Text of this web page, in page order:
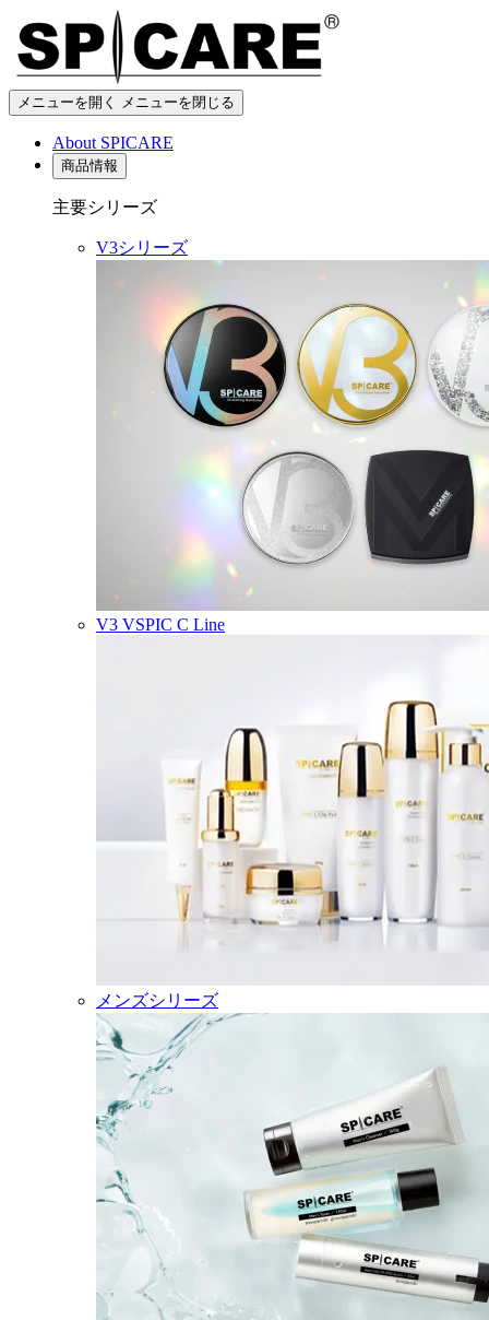
メニューを開く メニューを閉じる
About SPICARE
商品情報
主要シリーズ
V3シリーズ
V3 VSPIC C Line
メンズシリーズ